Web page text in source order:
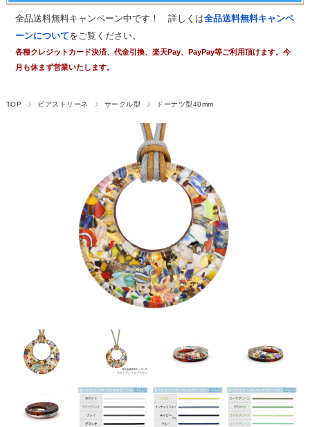
全品送料無料キャンペーン中です！ 詳しくは全品送料無料キャンペ
ーンについてをご覧ください。
各種クレジットカード決済、代金引換、楽天Pay、PayPay等ご利用頂けます。今
月も休まず営業いたします。
TOP ピアストリーネ サークル型 ドーナツ型40mm